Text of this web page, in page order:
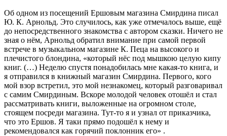
Об одном из посещений Ершовым магазина Смирдина писал
Ю. К. Арнольд. Это случилось, как уже отмечалось выше, ещё
до непосредственного знакомства с автором сказки. Ничего не
зная о нём, Арнольд обратил внимание при самой первой
встрече в музыкальном магазине К. Пеца на высокого и
плечистого блондина, «который нёс под мышкою целую кипу
книг. (…) Неделю спустя понадобилась мне какая-то книга, и
я отправился в книжный магазин Смирдина. Первого, кого
мой взор встретил, это мой незнакомец, который разговаривал
с самим Смирдиным. Вскоре молодой человек отошёл и стал
рассматривать книги, выложенные на огромном столе,
стоящем посреди магазина. Тут-то я и узнал от приказчика,
что это Ершов. Я таки прямо подошёл к нему и
рекомендовался как горячий поклонник его» .